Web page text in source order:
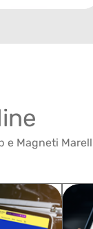
e Magneti